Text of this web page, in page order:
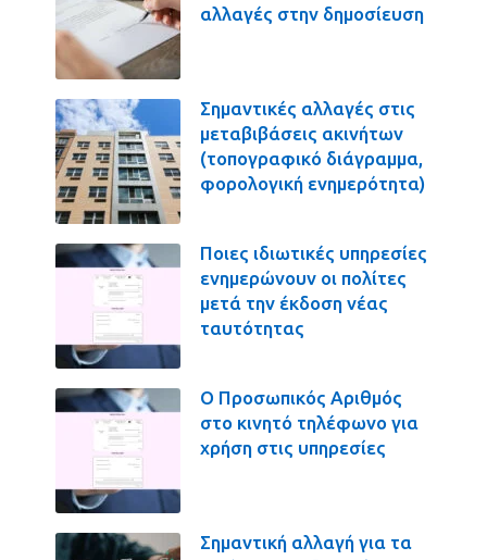
αλλαγές στην δημοσίευση
Σημαντικές αλλαγές στις
μεταβιβάσεις ακινήτων
(τοπογραφικό διάγραμμα,
φορολογική ενημερότητα)
Ποιες ιδιωτικές υπηρεσίες
ενημερώνουν οι πολίτες
μετά την έκδοση νέας
ταυτότητας
Ο Προσωπικός Αριθμός
στο κινητό τηλέφωνο για
χρήση στις υπηρεσίες
Σημαντική αλλαγή για τα